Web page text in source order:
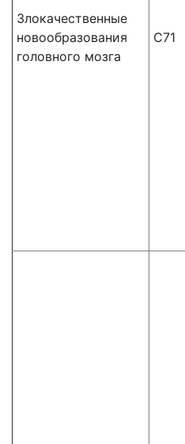
Злокачественные
новообразования
головного мозга
С71